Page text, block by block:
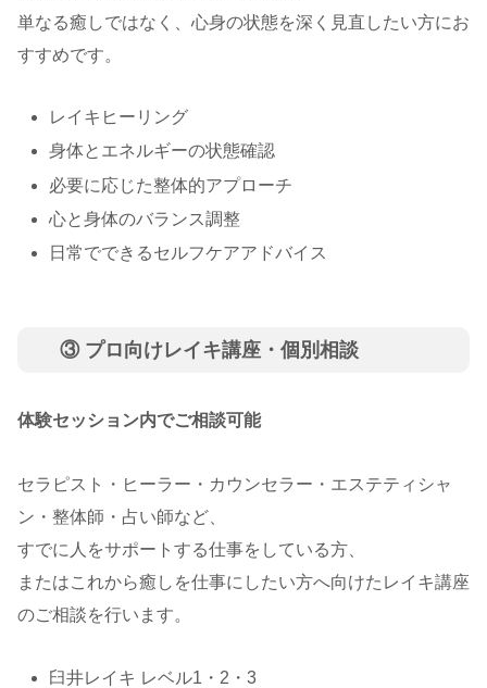
単なる癒しではなく、心身の状態を深く見直したい方にお
すすめです。
レイキヒーリング
身体とエネルギーの状態確認
必要に応じた整体的アプローチ
心と身体のバランス調整
日常でできるセルフケアアドバイス
③ プロ向けレイキ講座・個別相談
体験セッション内でご相談可能
セラピスト・ヒーラー・カウンセラー・エステティシャ
ン・整体師・占い師など、
すでに人をサポートする仕事をしている方、
またはこれから癒しを仕事にしたい方へ向けたレイキ講座
のご相談を行います。
臼井レイキ レベル1・2・3